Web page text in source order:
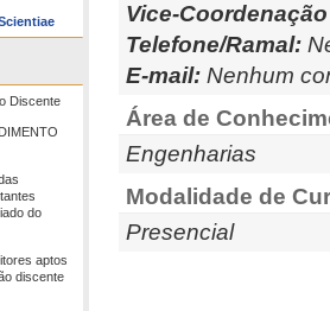
Discente
do
aptos
discente
Vice-
Telefone/Ramal:
E-mail: Nenhum
Área de
Engenharias
Modalidade de
Presencial